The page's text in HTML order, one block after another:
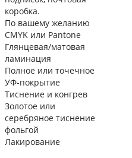
коробка.
По вашему желанию
CMYK или Pantone
Глянцевая/матовая
ламинация
Полное или точечное
УФ-покрытие
Тиснение и конгрев
Золотое или
серебряное тиснение
фольгой
Лакирование